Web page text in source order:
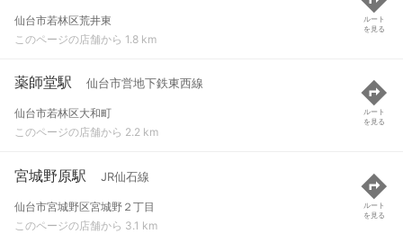
仙台市若林区荒井東
このページの店舗から 1.8 km
ルート
を見る
薬師堂駅 仙台市営地下鉄東西線
仙台市若林区大和町
このページの店舗から 2.2 km
ルート
を見る
宮城野原駅 JR仙石線
仙台市宮城野区宮城野２丁目
このページの店舗から 3.1 km
ルート
を見る